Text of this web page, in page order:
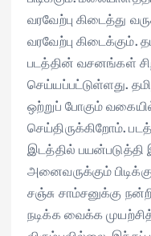
வரவேற்பு கிடைத்து
வரவேற்பு கிடைக்கும்.
படத்தின் வசனங்கள்
செய்யப்பட்டுள்ளது.
ஒற்றுப் போகும்
செய்திருக்கிறோம்.
இடத்தில்
அனைவருக்கும்
சஞ்சு சாம்சனுக்கு
நடிக்க வைக்க